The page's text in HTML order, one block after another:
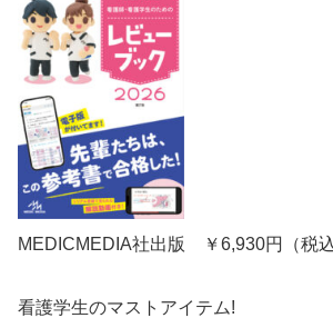
MEDICMEDIA社出版 ￥6,930円（税込
看護学生のマストアイテム!